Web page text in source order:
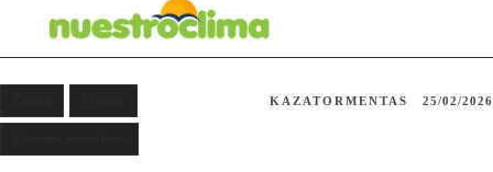
KAZATORMENTAS 25/02/2026